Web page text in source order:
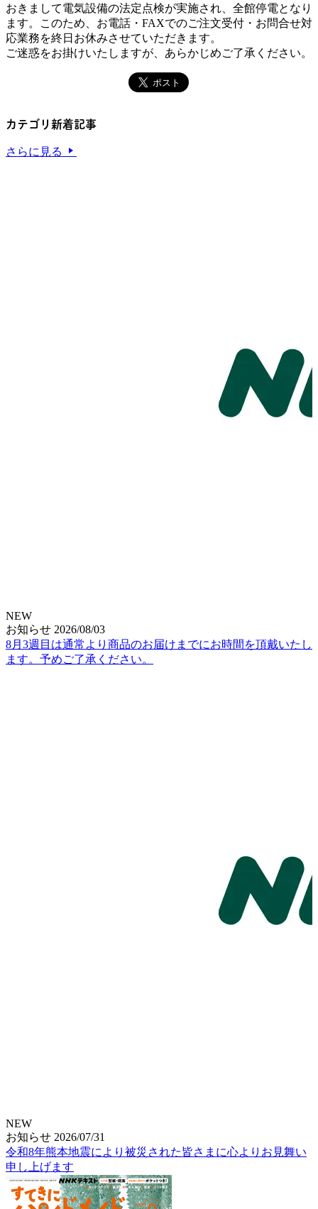
おきまして電気設備の法定点検が実施され、全館停電となり
ます。このため、お電話・FAXでのご注文受付・お問合せ対
応業務を終日お休みさせていただきます。
ご迷惑をお掛けいたしますが、あらかじめご了承ください。
カテゴリ新着記事
さらに見る
NEW
お知らせ 2026/08/03
8月3週目は通常より商品のお届けまでにお時間を頂戴いたし
ます。予めご了承ください。
NEW
お知らせ 2026/07/31
令和8年熊本地震により被災された皆さまに心よりお見舞い
申し上げます